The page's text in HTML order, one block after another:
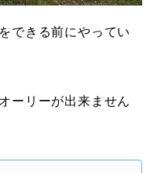
できる前にやってい
ーリーが出来ません